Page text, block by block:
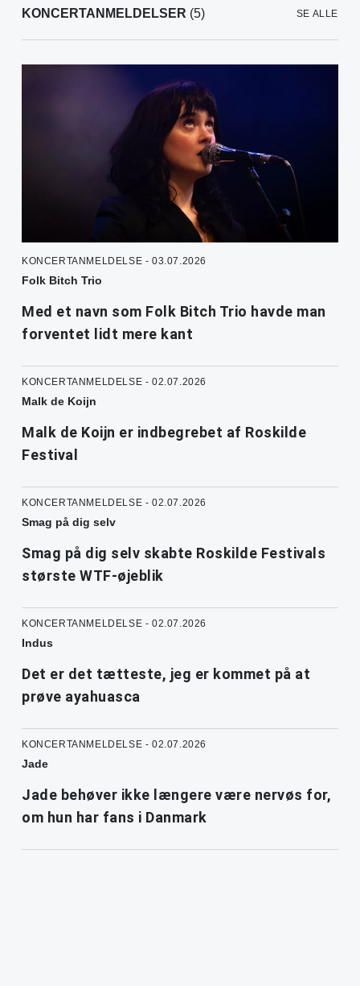
KONCERTANMELDELSER (5) SE ALLE
KONCERTANMELDELSE - 03.07.2026
Folk Bitch Trio
Med et navn som Folk Bitch Trio havde man
forventet lidt mere kant
KONCERTANMELDELSE - 02.07.2026
Malk de Koijn
Malk de Koijn er indbegrebet af Roskilde
Festival
KONCERTANMELDELSE - 02.07.2026
Smag på dig selv
Smag på dig selv skabte Roskilde Festivals
største WTF-øjeblik
KONCERTANMELDELSE - 02.07.2026
Indus
Det er det tætteste, jeg er kommet på at
prøve ayahuasca
KONCERTANMELDELSE - 02.07.2026
Jade
Jade behøver ikke længere være nervøs for,
om hun har fans i Danmark